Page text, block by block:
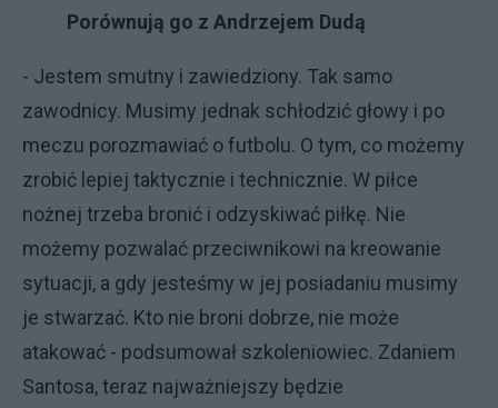
Porównują go z Andrzejem Dudą
- Jestem smutny i zawiedziony. Tak samo
zawodnicy. Musimy jednak schłodzić głowy i po
meczu porozmawiać o futbolu. O tym, co możemy
zrobić lepiej taktycznie i technicznie. W piłce
nożnej trzeba bronić i odzyskiwać piłkę. Nie
możemy pozwalać przeciwnikowi na kreowanie
sytuacji, a gdy jesteśmy w jej posiadaniu musimy
je stwarzać. Kto nie broni dobrze, nie może
atakować - podsumował szkoleniowiec. Zdaniem
Santosa, teraz najważniejszy będzie